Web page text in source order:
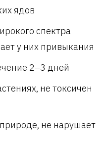
ядов
спектра
у них привыкания
2–3 дней
не токсичен
не нарушает